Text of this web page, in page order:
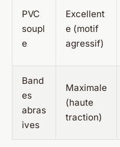
PVC
soupl
e
Excellent
e (motif
agressif)
Band
es
abras
ives
Maximale
(haute
traction)